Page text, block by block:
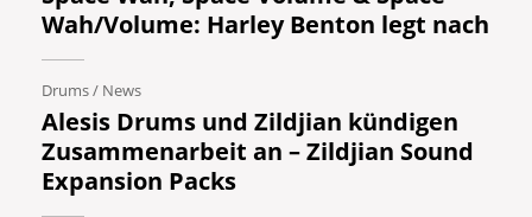
Wah/Volume: Harley Benton legt nach
Drums/ News
Alesis Drums und Zildjian kündigen
Zusammenarbeit an – Zildjian Sound
Expansion Packs